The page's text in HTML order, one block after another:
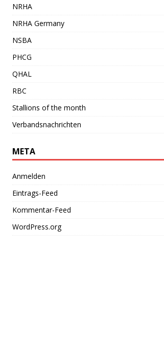
NRHA
NRHA Germany
NSBA
PHCG
QHAL
RBC
Stallions of the month
Verbandsnachrichten
META
Anmelden
Eintrags-Feed
Kommentar-Feed
WordPress.org